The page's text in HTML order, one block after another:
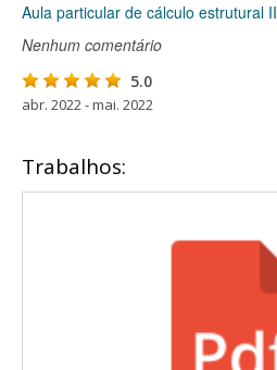
Aula particular de cálculo estrutural II
Nenhum comentário
5.0
abr. 2022 - mai. 2022
Trabalhos: